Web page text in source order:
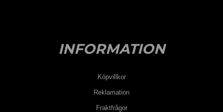
INFORMATION
Köpvillkor
Reklamation
Fraktfrågor